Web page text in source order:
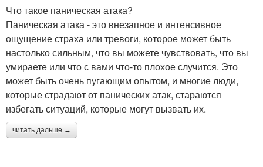
Что такое паническая атака?
Паническая атака - это внезапное и интенсивное
ощущение страха или тревоги, которое может быть
настолько сильным, что вы можете чувствовать, что вы
умираете или что с вами что-то плохое случится. Это
может быть очень пугающим опытом, и многие люди,
которые страдают от панических атак, стараются
избегать ситуаций, которые могут вызвать их.
читать дальше →